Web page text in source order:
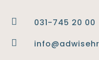
 031-745 20 00
